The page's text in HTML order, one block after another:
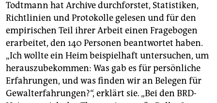
Todtmann hat Archive durchforstet, Statistiken,
Richtlinien und Protokolle gelesen und für den
empirischen Teil ihrer Arbeit einen Fragebogen
erarbeitet, den 140 Personen beantwortet haben.
„Ich wollte ein Heim beispielhaft untersuchen, um
herauszubekommen: Was gab es für persönliche
Erfah­rungen, und was finden wir an Belegen für
Gewalterfahrungen?“, erklärt sie. „Bei den BRD-